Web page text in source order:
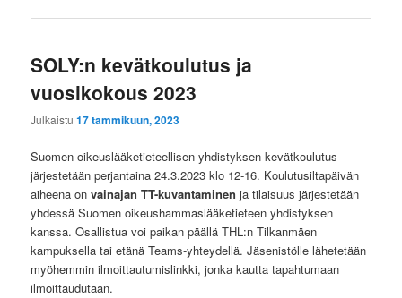
SOLY:n kevätkoulutus ja
vuosikokous 2023
Julkaistu17 tammikuun, 2023
Suomen oikeuslääketieteellisen yhdistyksen kevätkoulutus
järjestetään perjantaina 24.3.2023 klo 12-16. Koulutusiltapäivän
aiheena onvainajan TT-kuvantaminen ja tilaisuus järjestetään
yhdessä Suomen oikeushammaslääketieteen yhdistyksen
kanssa. Osallistua voi paikan päällä THL:n Tilkanmäen
kampuksella tai etänä Teams-yhteydellä. Jäsenistölle lähetetään
myöhemmin ilmoittautumislinkki, jonka kautta tapahtumaan
ilmoittaudutaan.